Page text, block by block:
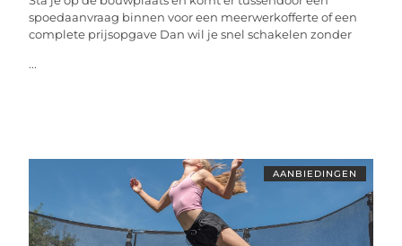
spoedaanvraag binnen voor een meerwerkofferte of een
complete prijsopgave Dan wil je snel schakelen zonder
...
AANBIEDINGEN